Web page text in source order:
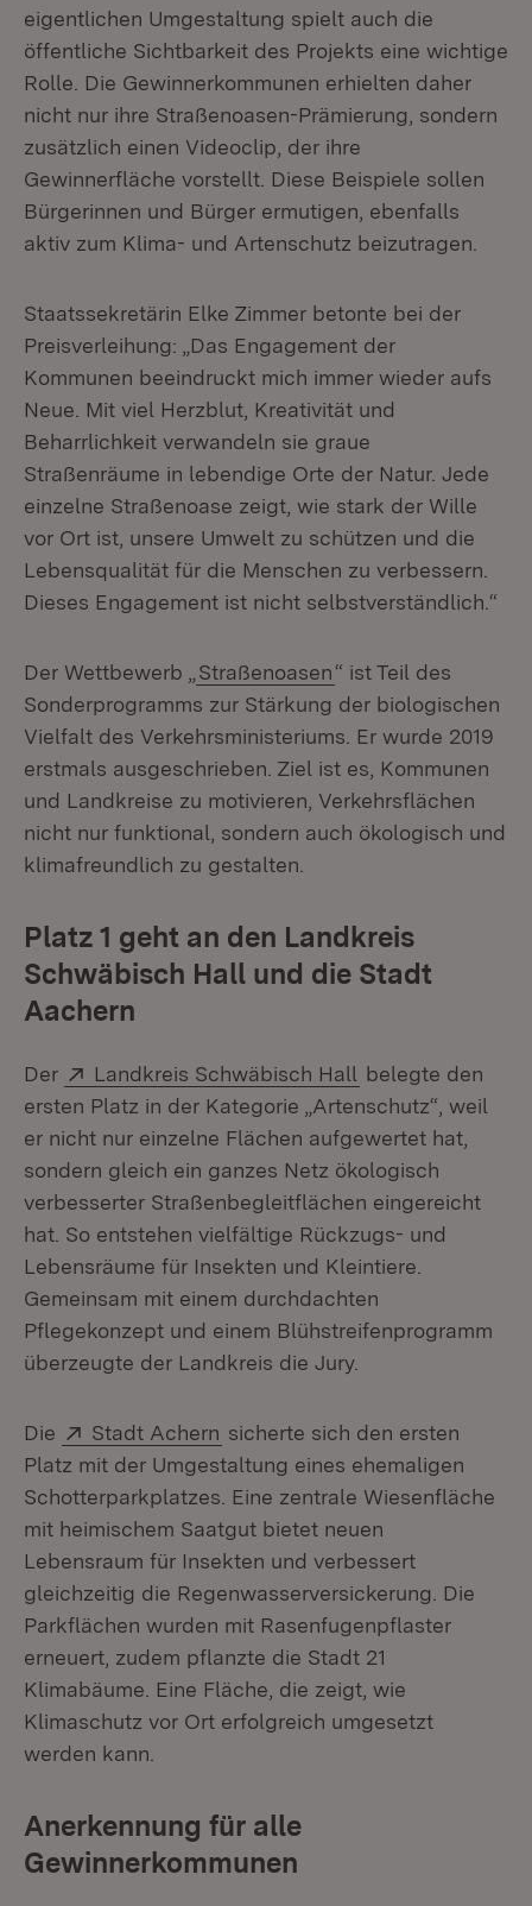
eigentlichen Umgestaltung spielt auch die
öffentliche Sichtbarkeit des Projekts eine wichtige
Rolle. Die Gewinnerkommunen erhielten daher
nicht nur ihre Straßenoasen-Prämierung, sondern
zusätzlich einen Videoclip, der ihre
Gewinnerfläche vorstellt. Diese Beispiele sollen
Bürgerinnen und Bürger ermutigen, ebenfalls
aktiv zum Klima- und Artenschutz beizutragen.
Staatssekretärin Elke Zimmer betonte bei der
Preisverleihung: „Das Engagement der
Kommunen beeindruckt mich immer wieder aufs
Neue. Mit viel Herzblut, Kreativität und
Beharrlichkeit verwandeln sie graue
Straßenräume in lebendige Orte der Natur. Jede
einzelne Straßenoase zeigt, wie stark der Wille
vor Ort ist, unsere Umwelt zu schützen und die
Lebensqualität für die Menschen zu verbessern.
Dieses Engagement ist nicht selbstverständlich.“
Der Wettbewerb „ Straßenoasen“ ist Teil des
Sonderprogramms zur Stärkung der biologischen
Vielfalt des Verkehrsministeriums. Er wurde 2019
erstmals ausgeschrieben. Ziel ist es, Kommunen
und Landkreise zu motivieren, Verkehrsflächen
nicht nur funktional, sondern auch ökologisch und
klimafreundlich zu gestalten.
Platz 1 geht an den Landkreis
Schwäbisch Hall und die Stadt
Aachern
Der Extern:
Landkreis Schwäbisch Hall (Öffnet in neuem
belegte den
ersten Platz in der Kategorie „Artenschutz“, weil
er nicht nur einzelne Flächen aufgewertet hat,
sondern gleich ein ganzes Netz ökologisch
verbesserter Straßenbegleitflächen eingereicht
hat. So entstehen vielfältige Rückzugs- und
Lebensräume für Insekten und Kleintiere.
Gemeinsam mit einem durchdachten
Pflegekonzept und einem Blühstreifenprogramm
überzeugte der Landkreis die Jury.
Die Extern:
Stadt Achern (Öffnet in neuem Fenster)
sicherte sich den ersten
Platz mit der Umgestaltung eines ehemaligen
Schotterparkplatzes. Eine zentrale Wiesenfläche
mit heimischem Saatgut bietet neuen
Lebensraum für Insekten und verbessert
gleichzeitig die Regenwasserversickerung. Die
Parkflächen wurden mit Rasenfugenpflaster
erneuert, zudem pflanzte die Stadt 21
Klimabäume. Eine Fläche, die zeigt, wie
Klimaschutz vor Ort erfolgreich umgesetzt
werden kann.
Anerkennung für alle
Gewinnerkommunen